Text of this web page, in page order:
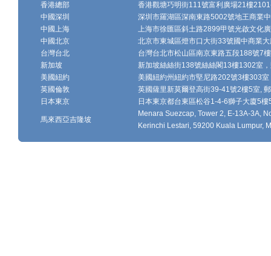
香港總部
香港觀塘巧明街111號富利廣場21樓
中國深圳
深圳市羅湖區深南東路5002號地王商業
中國上海
上海市徐匯區斜土路2899甲號光啟文化
中國北京
北京市東城區燈市口大街33號國中商業
台灣台北
台灣台北市松山區南京東路五段188號7
新加坡
新加坡絲絲街138號絲絲閣13樓1302室
美國紐約
美國紐約州紐約市堅尼路202號3樓303
英國倫敦
英國薩里新莫爾登高街39-41號2樓5室,
日本東京
日本東京都台東區松谷1-4-6獅子大廈5
馬來西亞吉隆坡
Menara Suezcap, Tower 2, E-13A-3A,
Kerinchi Lestari, 59200 Kuala Lumpur,